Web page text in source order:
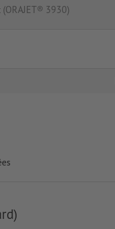
3930)